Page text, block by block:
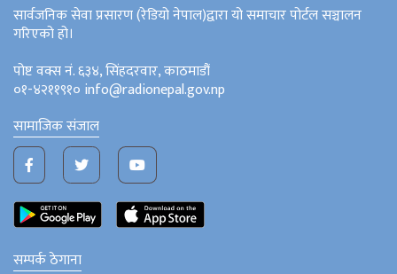
सार्वजनिक सेवा प्रसारण (रेडियो नेपाल)द्वारा यो समाचार पोर्टल सञ्चालन
गरिएको हो।
पोष्ट वक्स नं. ६३४, सिंहदरवार, काठमाडौं
०१-४२११९१० info@radionepal.gov.np
सामाजिक संजाल
सम्पर्क ठेगाना